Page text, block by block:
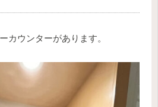
カウンターがあります。